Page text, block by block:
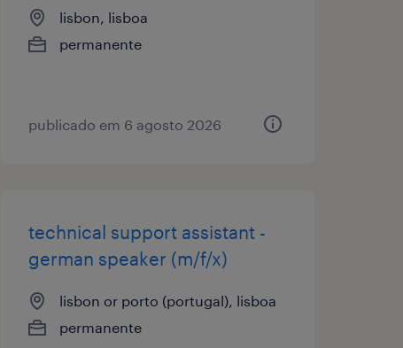
lisbon, lisboa
permanente
publicado em 6 agosto 2026
technical support assistant -
german speaker (m/f/x)
lisbon or porto (portugal), lisboa
permanente